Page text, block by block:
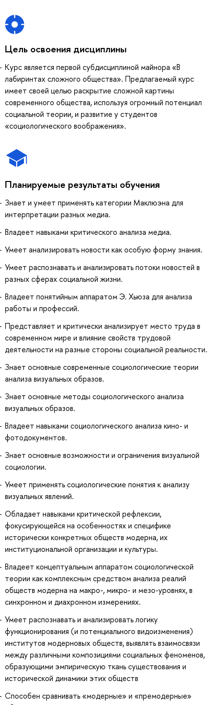
Цель освоения дисциплины
Курс является первой субдисциплиной майнора «В
лабиринтах сложного общества». Предлагаемый курс
имеет своей целью раскрытие сложной картины
современного общества, используя огромный потенциал
социальной теории, и развитие у студентов
«социологического воображения».
Планируемые результаты обучения
Знает и умеет применять категории Маклюэна для
интерпретации разных медиа.
Владеет навыками критического анализа медиа.
Умеет анализировать новости как особую форму знания.
Умеет распознавать и анализировать потоки новостей в
разных сферах социальной жизни.
Владеет понятийным аппаратом Э. Хьюза для анализа
работы и профессий.
Представляет и критически анализирует место труда в
современном мире и влияние свойств трудовой
деятельности на разные стороны социальной реальности.
Знает основные современные социологические теории
анализа визуальных образов.
Знает основные методы социологического анализа
визуальных образов.
Владеет навыками социологического анализа кино- и
фотодокументов.
Знает основные возможности и ограничения визуальной
социологии.
Умеет применять социологические понятия к анализу
визуальных явлений.
Обладает навыками критической рефлексии,
фокусирующейся на особенностях и специфике
исторически конкретных обществ модерна, их
институциональной организации и культуры.
Владеет концептуальным аппаратом социологической
теории как комплексным средством анализа реалий
обществ модерна на макро-, микро- и мезо-уровнях, в
синхронном и диахронном измерениях.
Умеет распознавать и анализировать логику
функционирования (и потенциального видоизменения)
институтов модерновых обществ, выявлять взаимосвязи
между различными композициями социальных феноменов,
образующими эмпирическую ткань существования и
исторической динамики этих обществ
Способен сравнивать «модерные» и «премодерные»